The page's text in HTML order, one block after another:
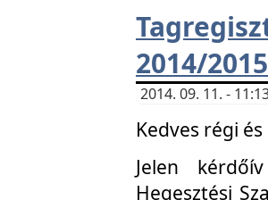
2014/
2014. 09. 11. -
Kedves régi
Jelen
Hegesztési